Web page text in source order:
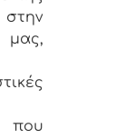
μας,
που